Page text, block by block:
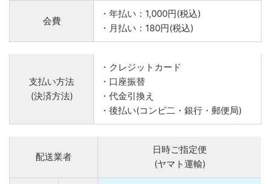
会費
・年払い：1,000円(税込)
・月払い：180円(税込)
支払い方法
(決済方法)
・クレジットカード
・口座振替
・代金引換え
・後払い(コンビ二・銀行・郵便局)
配送業者
日時ご指定便
(ヤマト運輸)